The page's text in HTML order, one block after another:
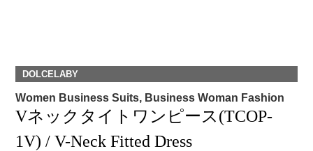
DOLCELABY
Women Business Suits, Business Woman Fashion
Vネックタイトワンピース(TCOP-
1V) / V-Neck Fitted Dress